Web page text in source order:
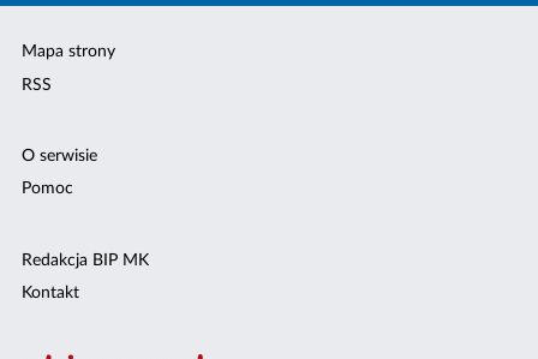
Mapa strony
RSS
O serwisie
Pomoc
Redakcja BIP MK
Kontakt